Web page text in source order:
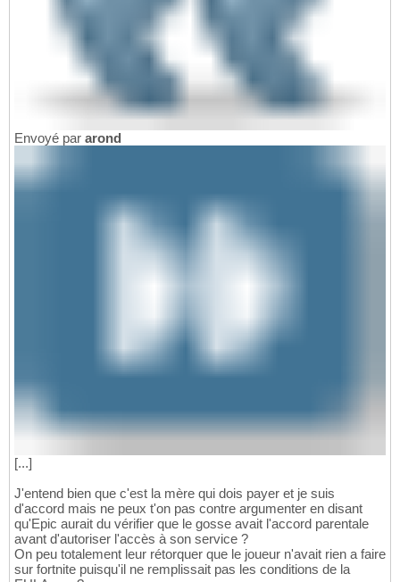
Envoyé par arond
[...]
J'entend bien que c'est la mère qui dois payer et je suis
d'accord mais ne peux t'on pas contre argumenter en disant
qu'Epic aurait du vérifier que le gosse avait l'accord parentale
avant d'autoriser l'accès à son service ?
On peu totalement leur rétorquer que le joueur n'avait rien a faire
sur fortnite puisqu'il ne remplissait pas les conditions de la